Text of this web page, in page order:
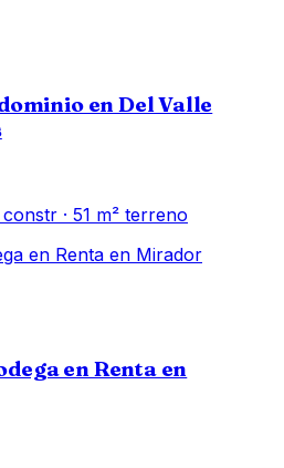
en Del Valle
constr · 51 m² terreno
en Renta en